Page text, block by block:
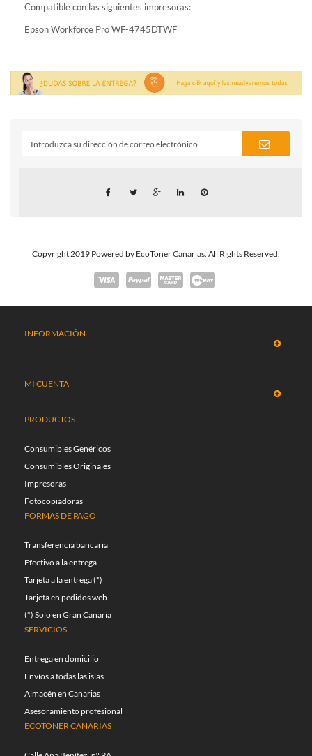
Compatible con las siguientes impresoras:
Epson Workforce Pro WF-4745DTWF
Copyright 2019 Powered by EcoToner Canarias. All Rights Reserved.
INFORMACIÓN
MI CUENTA
PRODUCTOS
Consumibles Genéricos
Consumibles Originales
Impresoras
Fotocopiadoras
FORMAS DE PAGO
Transferencia bancaria
Efectivo a la entrega
Tarjeta a la entrega (*)
Tarjeta en pedidos web
(*) Solo en Gran Canaria
SERVICIOS
Entrega en domicilio
Envíos a todas las islas
Almacén en Canarias
Asesoramiento profesional
ECOTONER CANARIAS